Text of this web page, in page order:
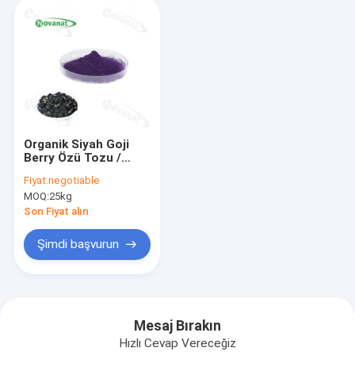
Organik Siyah Goji
Berry Özü Tozu /
OPC(Proantosiyanidinler)
/ Anti-Oksidan
Bileşen
Fiyat:negotiable
MOQ:25kg
Son Fiyat alın
Şimdi başvurun
Mesaj Bırakın
Hızlı Cevap Vereceğiz